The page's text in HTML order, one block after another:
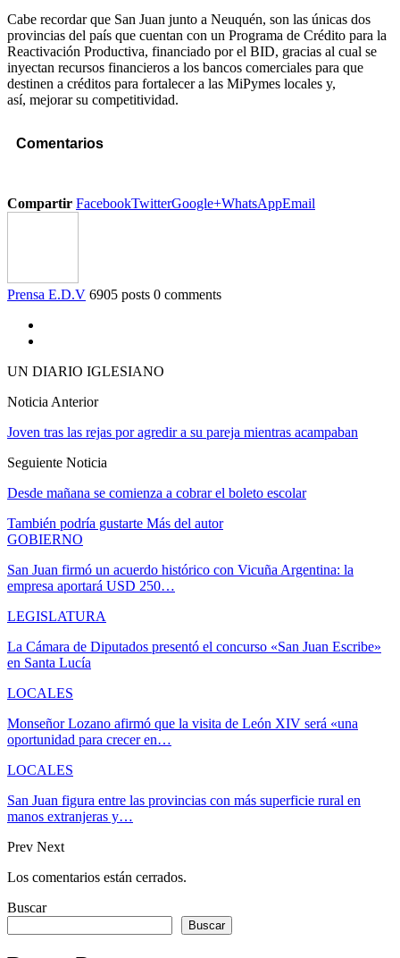
Cabe recordar que San Juan junto a Neuquén, son las únicas dos
provincias del país que cuentan con un Programa de Crédito para la
Reactivación Productiva, financiado por el BID, gracias al cual se
inyectan recursos financieros a los bancos comerciales para que
destinen a créditos para fortalecer a las MiPymes locales y,
así, mejorar su competitividad.
Comentarios
Compartir FacebookTwitterGoogle+WhatsAppEmail
Prensa E.D.V 6905 posts 0 comments
UN DIARIO IGLESIANO
Noticia Anterior
Joven tras las rejas por agredir a su pareja mientras acampaban
Seguiente Noticia
Desde mañana se comienza a cobrar el boleto escolar
También podría gustarte Más del autor
GOBIERNO
San Juan firmó un acuerdo histórico con Vicuña Argentina: la
empresa aportará USD 250…
LEGISLATURA
La Cámara de Diputados presentó el concurso «San Juan Escribe»
en Santa Lucía
LOCALES
Monseñor Lozano afirmó que la visita de León XIV será «una
oportunidad para crecer en…
LOCALES
San Juan figura entre las provincias con más superficie rural en
manos extranjeras y…
Prev Next
Los comentarios están cerrados.
Buscar
Buscar